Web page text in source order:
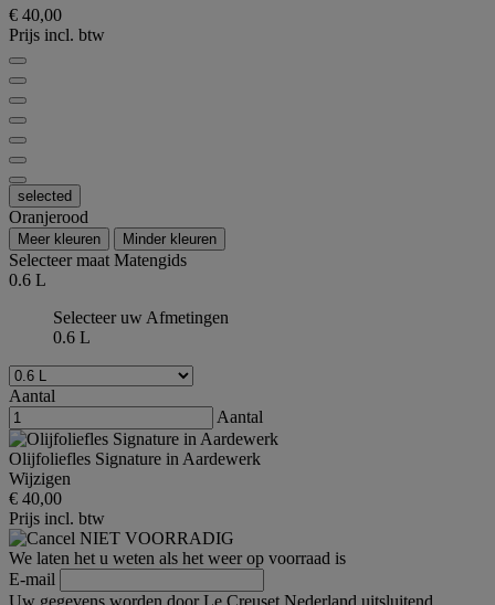
€ 40,00
Prijs incl. btw
selected
Oranjerood
Meer kleuren Minder kleuren
Selecteer maatMatengids
0.6 L
Selecteer uw Afmetingen
0.6 L
Aantal
Aantal
Olijfoliefles Signature in Aardewerk
Wijzigen
€ 40,00
Prijs incl. btw
NIET VOORRADIG
We laten het u weten als het weer op voorraad is
E-mail